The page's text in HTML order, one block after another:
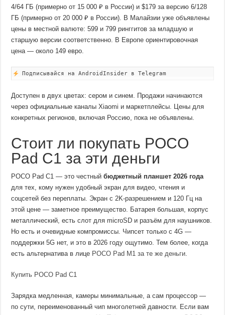
4/64 ГБ (примерно от 15 000 ₽ в России) и $179 за версию 6/128
ГБ (примерно от 20 000 ₽ в России). В Малайзии уже объявлены
цены в местной валюте: 599 и 799 ринггитов за младшую и
старшую версии соответственно. В Европе ориентировочная
цена — около 149 евро.
Подписывайся на AndroidInsider в Telegram
Доступен в двух цветах: сером и синем. Продажи начинаются
через официальные каналы Xiaomi и маркетплейсы. Цены для
конкретных регионов, включая Россию, пока не объявлены.
Стоит ли покупать POCO
Pad C1 за эти деньги
POCO Pad C1 — это честныйбюджетный планшет 2026 года
для тех, кому нужен удобный экран для видео, чтения и
соцсетей без переплаты. Экран с 2K-разрешением и 120 Гц на
этой цене — заметное преимущество. Батарея большая, корпус
металлический, есть слот для microSD и разъём для наушников.
Но есть и очевидные компромиссы. Чипсет только с 4G —
поддержки 5G нет, и это в 2026 году ощутимо. Тем более, когда
есть альтернатива в лице POCO Pad M1 за те же деньги
Купить POCO Pad C1
Зарядка медленная, камеры минимальные, а сам процессор —
по сути, переименованный чип многолетней давности. Если вам